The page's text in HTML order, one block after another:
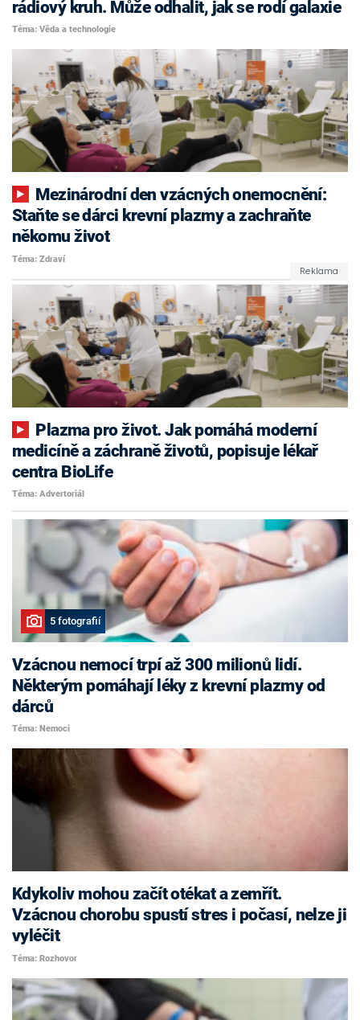
rádiový kruh. Může odhalit, jak se rodí galaxie
Téma: Věda a technologie
Staňte se dárci krevní plazmy a zachraňte
někomu život
Téma: Zdraví
medicíně a záchraně životů, popisuje lékař
centra BioLife
Téma: Advertoriál
5 fotografií
Vzácnou nemocí trpí až 300 milionů lidí.
Některým pomáhají léky z krevní plazmy od
dárců
Téma: Nemoci
Kdykoliv mohou začít otékat a zemřít.
Vzácnou chorobu spustí stres i počasí, nelze ji
vyléčit
Téma: Rozhovor